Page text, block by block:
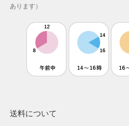
あります）
送料について